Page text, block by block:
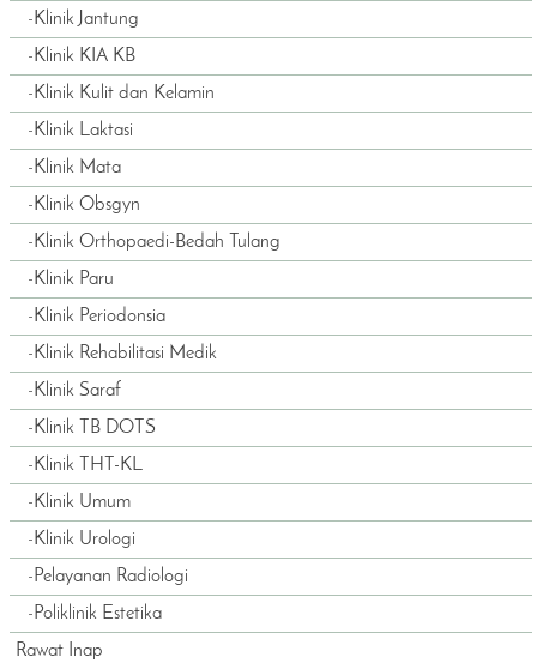
-Klinik Jantung
-Klinik KIA KB
-Klinik Kulit dan Kelamin
-Klinik Laktasi
-Klinik Mata
-Klinik Obsgyn
-Klinik Orthopaedi-Bedah Tulang
-Klinik Paru
-Klinik Periodonsia
-Klinik Rehabilitasi Medik
-Klinik Saraf
-Klinik TB DOTS
-Klinik THT-KL
-Klinik Umum
-Klinik Urologi
-Pelayanan Radiologi
-Poliklinik Estetika
Rawat Inap